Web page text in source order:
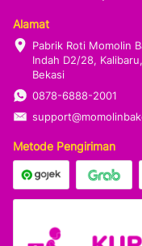
Alamat
Pabrik Roti Momolin
Indah D2/28,
Bekasi
0878-6888-2001
Metode Pengiriman